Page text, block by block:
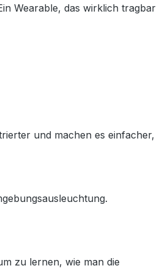
Wearable, das wirklich tragbar
und machen es einfacher,
zu lernen, wie man die